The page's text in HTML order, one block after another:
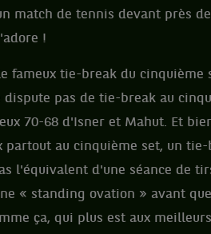
match de tennis devant près
!
fameux tie-break du cinquième
pas de tie-break au
70-68 d'Isner et Mahut. Et
au cinquième set, un
l'équivalent d'une séance de
« standing ovation » avant
ça, qui plus est aux